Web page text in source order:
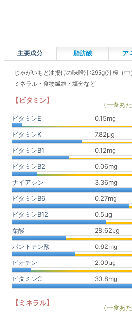
主要成分 脂肪酸 ア
じゃがいもと油揚げの味噌汁:295g(汁椀（中
ミネラル・食物繊維・塩分など
【ビタミン】
（一食あ
ビタミンE
0.15mg
ビタミンK 7.82μg
ビタミンB1 0.12mg
ビタミンB2 0.06mg
ナイアシン 3.36mg
ビタミンB6 0.27mg
ビタミンB12 0.5μg
葉酸 28.62μg
パントテン酸 0.62mg
ビオチン 2.09μg
ビタミンC 30.8mg
【ミネラル】
（一食あ